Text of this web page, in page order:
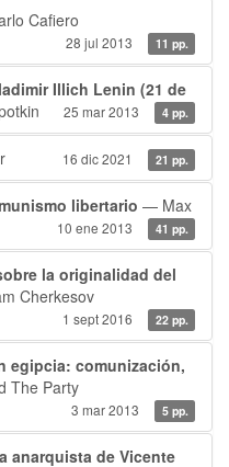
Cafiero
28 jul 2013 11 pp.
Illich Lenin (21 de
25 mar 2013 4 pp.
16 dic 2021 21 pp.
libertario — Max
10 ene 2013 41 pp.
la originalidad del
Cherkesov
1 sept 2016 22 pp.
egipcia: comunización,
The Party
3 mar 2013 5 pp.
anarquista de Vicente